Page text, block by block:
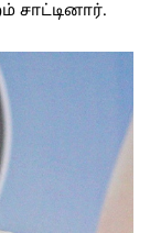
சாட்டினார்.